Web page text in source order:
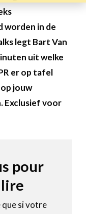
worden in de
legt Bart Van
uit welke
er op tafel
jouw
Exclusief voor
pour
que si votre